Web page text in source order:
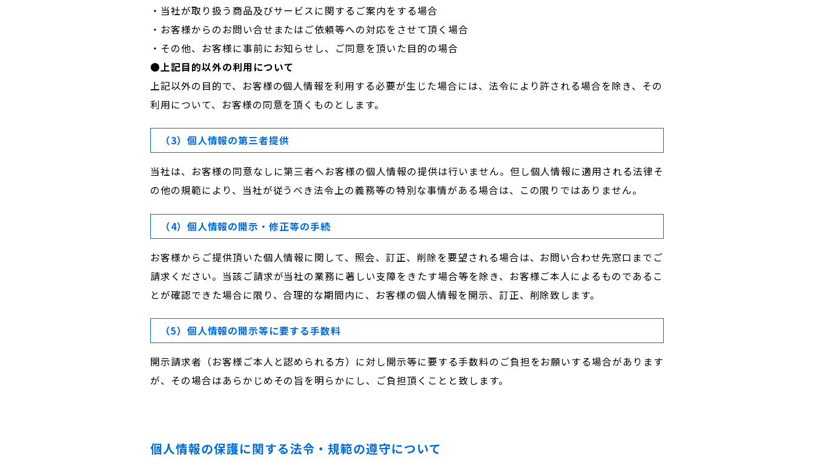
当社が取り扱う商品及びサービスに関するご案内をする場合
お客様からのお問い合せまたはご依頼等への対応をさせて頂く場合
その他、お客様に事前にお知らせし、ご同意を頂いた目的の場合
上記目的以外の利用について
上記以外の目的で、お客様の個人情報を利用する必要が生じた場合には、法令により許される場合を除き、その
利用について、お客様の同意を頂くものとします。
（3）個人情報の第三者提供
当社は、お客様の同意なしに第三者へお客様の個人情報の提供は行いません。但し個人情報に適用される法律そ
の他の規範により、当社が従うべき法令上の義務等の特別な事情がある場合は、この限りではありません。
（4）個人情報の開示・修正等の手続
お客様からご提供頂いた個人情報に関して、照会、訂正、削除を要望される場合は、お問い合わせ先窓口までご
請求ください。当該ご請求が当社の業務に著しい支障をきたす場合等を除き、お客様ご本人によるものであるこ
とが確認できた場合に限り、合理的な期間内に、お客様の個人情報を開示、訂正、削除致します。
（5）個人情報の開示等に要する手数料
開示請求者（お客様ご本人と認められる方）に対し開示等に要する手数料のご負担をお願いする場合があります
が、その場合はあらかじめその旨を明らかにし、ご負担頂くことと致します。
個人情報の保護に関する法令・規範の遵守について